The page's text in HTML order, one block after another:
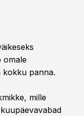
omale
kokku panna.
mille